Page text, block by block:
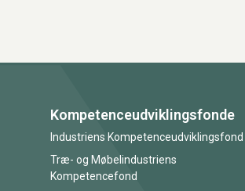
Kompetenceudviklingsfonde
Industriens Kompetenceudviklingsfond
Træ- og Møbelindustriens
Kompetencefond